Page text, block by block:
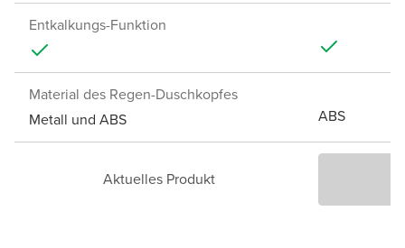
Entkalkungs-Funktion
Material des Regen-Duschkopfes
Metall und ABS
ABS
Aktuelles Produkt